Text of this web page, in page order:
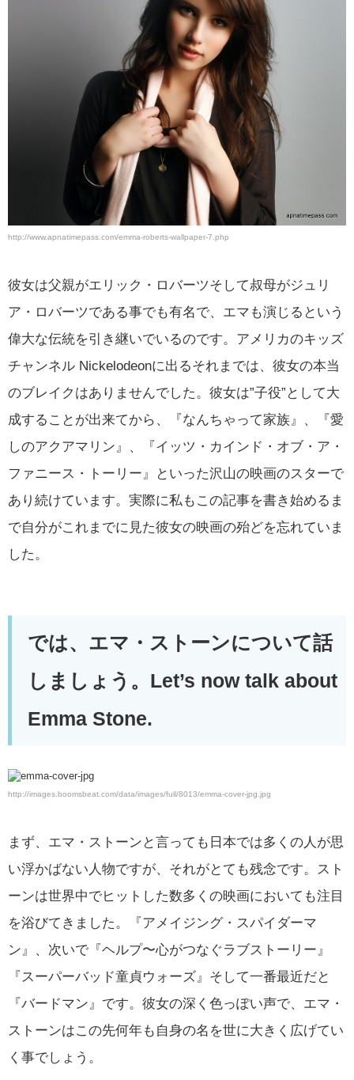
http://www.apnatimepass.com/emma-roberts-wallpaper-7.php
彼女は父親がエリック・ロバーツそして叔母がジュリ
ア・ロバーツである事でも有名で、エマも演じるという
偉大な伝統を引き継いでいるのです。アメリカのキッズ
チャンネル Nickelodeonに出るそれまでは、彼女の本当
のブレイクはありませんでした。彼女は”子役”として大
成することが出来てから、『なんちゃって家族』、『愛
しのアクアマリン』、『イッツ・カインド・オブ・ア・
ファニース・トーリー』といった沢山の映画のスターで
あり続けています。実際に私もこの記事を書き始めるま
で自分がこれまでに見た彼女の映画の殆どを忘れていま
した。
では、エマ・ストーンについて話
しましょう。Let’s now talk about
Emma Stone.
http://images.boomsbeat.com/data/images/full/8013/emma-cover-jpg.jpg
まず、エマ・ストーンと言っても日本では多くの人が思
い浮かばない人物ですが、それがとても残念です。スト
ーンは世界中でヒットした数多くの映画においても注目
を浴びてきました。『アメイジング・スパイダーマ
ン』、次いで『ヘルプ〜心がつなぐラブストーリー』
『スーパーバッド童貞ウォーズ』そして一番最近だと
『バードマン』です。彼女の深く色っぽい声で、エマ・
ストーンはこの先何年も自身の名を世に大きく広げてい
く事でしょう。